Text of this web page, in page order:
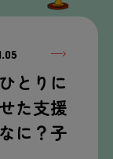
とりに
た支援
に？子